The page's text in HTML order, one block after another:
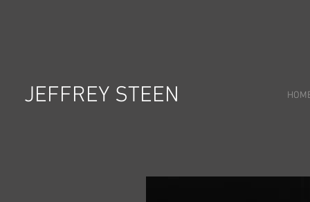
JEFFREY STEEN